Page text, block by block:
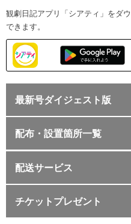
観劇日記アプリ「シアティ」をダ
できます。
最新号ダイジェスト版
配布・設置箇所一覧
配送サービス
チケットプレゼント